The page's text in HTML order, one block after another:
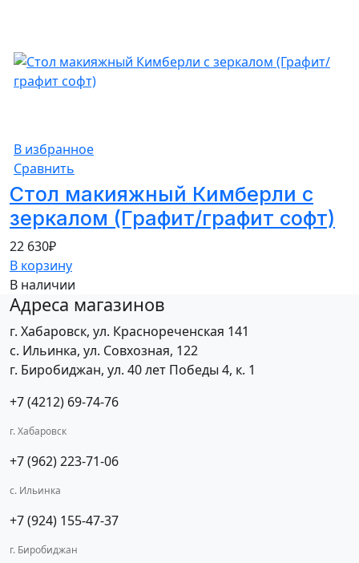
В избранное
Сравнить
Стол макияжный Кимберли с
зеркалом (Графит/графит софт)
22 630₽
В корзину
В наличии
Адреса магазинов
г. Хабаровск, ул. Краснореченская 141
с. Ильинка, ул. Совхозная, 122
г. Биробиджан, ул. 40 лет Победы 4, к. 1
+7 (4212) 69-74-76
г. Хабаровск
+7 (962) 223-71-06
с. Ильинка
+7 (924) 155-47-37
г. Биробиджан